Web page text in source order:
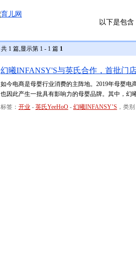
以下是包含
共 1 篇,显示第 1 - 1 篇 1
幻曦INFANSY'S与英氏合作，首批门
如今电商是母婴行业消费的主阵地。2019年母婴电
也因此产生一批具有影响力的母婴品牌。其中，幻
标签： 开业 - 英氏YeeHoO - 幻曦INFANSY’S ，类